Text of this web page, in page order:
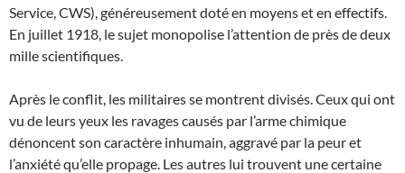
Service, CWS), généreusement doté en moyens et en effectifs.
En juillet 1918, le sujet monopolise l’attention de près de deux
mille scientifiques.
Après le conflit, les militaires se montrent divisés. Ceux qui ont
vu de leurs yeux les ravages causés par l’arme chimique
dénoncent son caractère inhumain, aggravé par la peur et
l’anxiété qu’elle propage. Les autres lui trouvent une certaine